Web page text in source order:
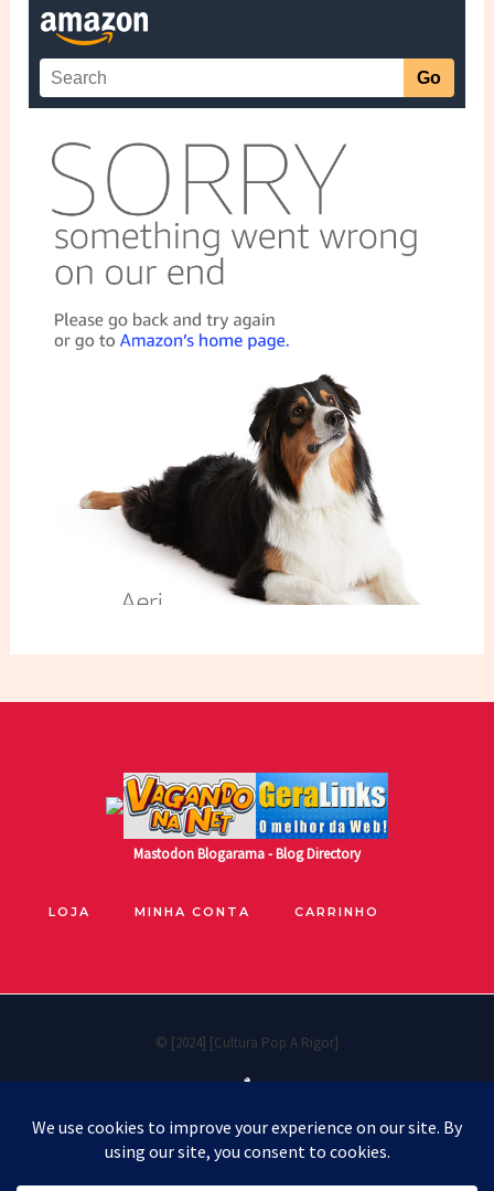
MastodonBlogarama - Blog Directory
LOJA MINHA CONTA CARRINHO
© [2024] [Cultura Pop A Rigor]
🐧
Políticas de privacidade
Cookie Policy